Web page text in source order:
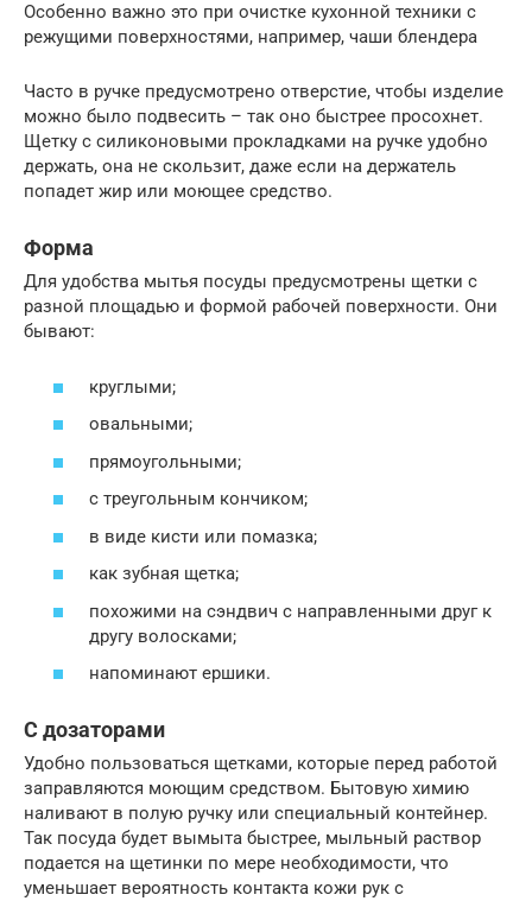
Особенно важно это при очистке кухонной техники с
режущими поверхностями, например, чаши блендера
Часто в ручке предусмотрено отверстие, чтобы изделие
можно было подвесить – так оно быстрее просохнет.
Щетку с силиконовыми прокладками на ручке удобно
держать, она не скользит, даже если на держатель
попадет жир или моющее средство.
Форма
Для удобства мытья посуды предусмотрены щетки с
разной площадью и формой рабочей поверхности. Они
бывают:
круглыми;
овальными;
прямоугольными;
с треугольным кончиком;
в виде кисти или помазка;
как зубная щетка;
похожими на сэндвич с направленными друг к
другу волосками;
напоминают ершики.
С дозаторами
Удобно пользоваться щетками, которые перед работой
заправляются моющим средством. Бытовую химию
наливают в полую ручку или специальный контейнер.
Так посуда будет вымыта быстрее, мыльный раствор
подается на щетинки по мере необходимости, что
уменьшает вероятность контакта кожи рук с